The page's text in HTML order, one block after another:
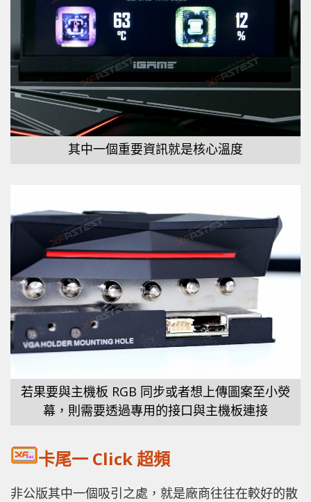
其中一個重要資訊就是核心溫度
若果要與主機板 RGB 同步或者想上傳圖案至小熒
幕，則需要透過專用的接口與主機板連接
卡尾一 Click 超頻
非公版其中一個吸引之處，就是廠商往往在較好的散